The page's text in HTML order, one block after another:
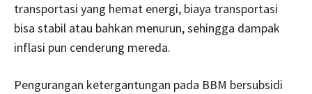
transportasi yang hemat energi, biaya transportasi
bisa stabil atau bahkan menurun, sehingga dampak
inflasi pun cenderung mereda.
Pengurangan ketergantungan pada BBM bersubsidi